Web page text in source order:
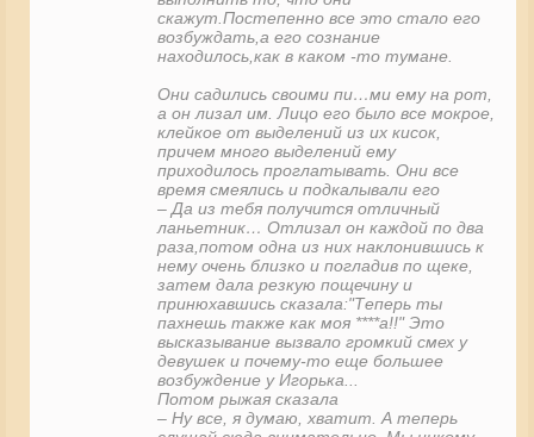
скажут.Постепенно все это стало его
возбуждать,а его сознание
находилось,как в каком -то тумане.
Они садились своими пи…ми ему на рот,
а он лизал им. Лицо его было все мокрое,
клейкое от выделений из их кисок,
причем много выделений ему
приходилось проглатывать. Они все
время смеялись и подкалывали его
– Да из тебя получится отличный
ланьетник… Отлизал он каждой по два
раза,потом одна из них наклонившись к
нему очень близко и погладив по щеке,
затем дала резкую пощечину и
принюхавшись сказала:"Теперь ты
пахнешь также как моя ****а!!" Это
высказывание вызвало громкий смех у
девушек и почему-то еще большее
возбуждение у Игорька...
Потом рыжая сказала
– Ну все, я думаю, хватит. А теперь